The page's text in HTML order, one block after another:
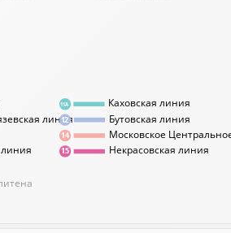
линия
Каховская линия
Бутовская линия
Московское
11А
12
14
15 Некрасовская линия